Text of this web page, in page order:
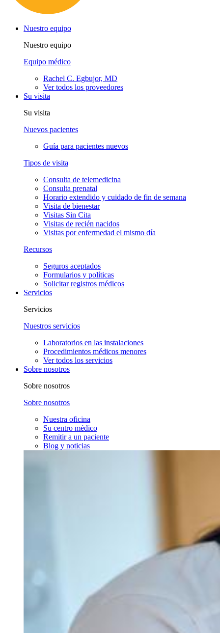
Nuestro equipo
Nuestro equipo
Equipo médico
Rachel C. Egbujor, MD
Ver todos los proveedores
Su visita
Su visita
Nuevos pacientes
Guía para pacientes nuevos
Tipos de visita
Consulta de telemedicina
Consulta prenatal
Horario extendido y cuidado de fin de semana
Visita de bienestar
Visitas Sin Cita
Visitas de recién nacidos
Visitas por enfermedad el mismo día
Recursos
Seguros aceptados
Formularios y políticas
Solicitar registros médicos
Servicios
Servicios
Nuestros servicios
Laboratorios en las instalaciones
Procedimientos médicos menores
Ver todos los servicios
Sobre nosotros
Sobre nosotros
Sobre nosotros
Nuestra oficina
Su centro médico
Remitir a un paciente
Blog y noticias